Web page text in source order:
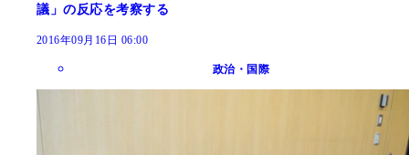
議」の反応を考察する
2016年09月16日 06:00
政治・国際